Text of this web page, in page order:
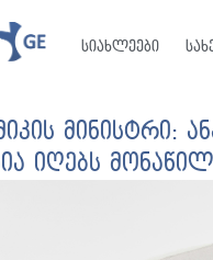
სიახლეები
მინისტრი:
იღებს